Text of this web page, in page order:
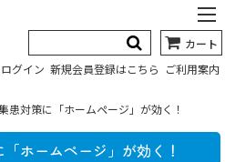
カート
ログイン 新規会員登録はこちら ご利用案内
患対策に「ホームページ」が効く！
ホームページ」が効く！